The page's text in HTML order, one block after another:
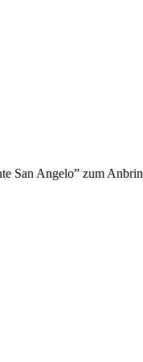
San Angelo” zum